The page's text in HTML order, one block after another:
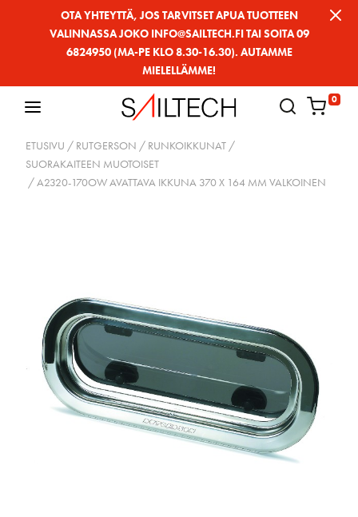
OTA YHTEYTTÄ, JOS TARVITSET APUA TUOTTEEN
VALINNASSA JOKO INFO@SAILTECH.FI TAI SOITA 09
6824950 (MA-PE KLO 8.30-16.30). AUTAMME
MIELELLÄMME!
0
ETUSIVU / RUTGERSON / RUNKOIKKUNAT /
SUORAKAITEEN MUOTOISET
/ A2320-170OW AVATTAVA IKKUNA 370 X 164 MM VALKOINEN